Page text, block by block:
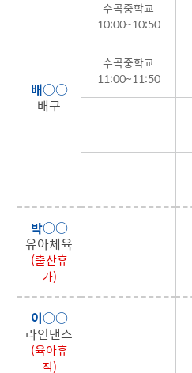
배○○
배구
수곡중학교
10:00~10:50
수곡중학교
11:00~11:50
박○○
유아체육
(출산휴
가)
이○○
라인댄스
(육아휴
직)